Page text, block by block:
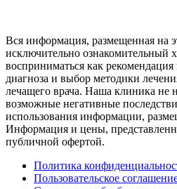
Вся информация, размещенная на
исключительно ознакомительный
восприниматься как
диагноза и выбор методики
лечащего врача. Наша клиника не
возможные негативные
использования информации,
Информация и цены,
публичной офертой.
Политика
Пользовательское